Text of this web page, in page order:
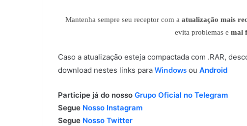
Mantenha sempre seu receptor com a atualização mais
evita problemas e mal
Caso a atualização esteja compactada com .RAR,
download nestes links para Windows ou Android
Participe já do nosso Grupo Oficial no Telegram
Segue Nosso Instagram
Segue Nosso Twitter